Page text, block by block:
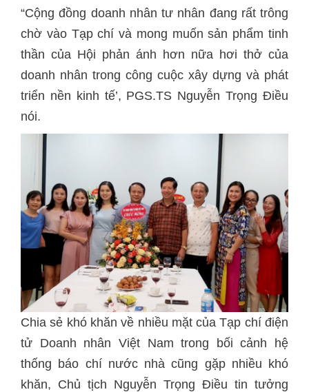
“Cộng đồng doanh nhân tư nhân đang rất trông
chờ vào Tạp chí và mong muốn sản phẩm tinh
thần của Hội phản ánh hơn nữa hơi thở của
doanh nhân trong công cuộc xây dựng và phát
triển nền kinh tế’, PGS.TS Nguyễn Trọng Điều
nói.
Chia sẻ khó khăn về nhiều mặt của Tạp chí điện
tử Doanh nhân Việt Nam trong bối cảnh hệ
thống báo chí nước nhà cũng gặp nhiều khó
khăn, Chủ tịch Nguyễn Trọng Điều tin tưởng